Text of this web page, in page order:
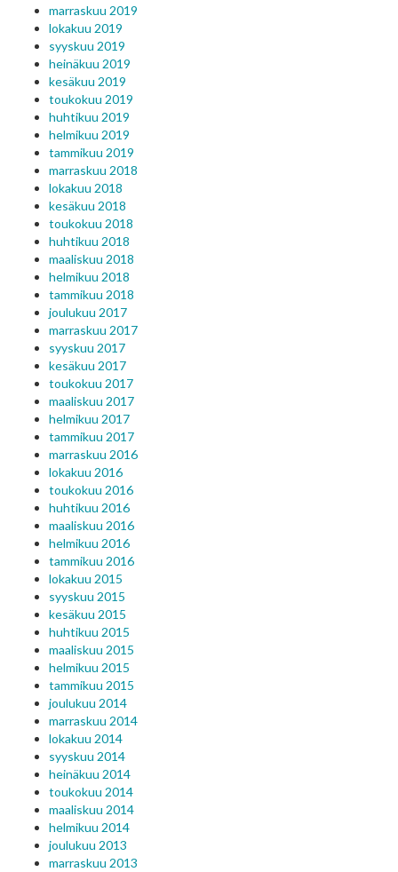
marraskuu 2019
lokakuu 2019
syyskuu 2019
heinäkuu 2019
kesäkuu 2019
toukokuu 2019
huhtikuu 2019
helmikuu 2019
tammikuu 2019
marraskuu 2018
lokakuu 2018
kesäkuu 2018
toukokuu 2018
huhtikuu 2018
maaliskuu 2018
helmikuu 2018
tammikuu 2018
joulukuu 2017
marraskuu 2017
syyskuu 2017
kesäkuu 2017
toukokuu 2017
maaliskuu 2017
helmikuu 2017
tammikuu 2017
marraskuu 2016
lokakuu 2016
toukokuu 2016
huhtikuu 2016
maaliskuu 2016
helmikuu 2016
tammikuu 2016
lokakuu 2015
syyskuu 2015
kesäkuu 2015
huhtikuu 2015
maaliskuu 2015
helmikuu 2015
tammikuu 2015
joulukuu 2014
marraskuu 2014
lokakuu 2014
syyskuu 2014
heinäkuu 2014
toukokuu 2014
maaliskuu 2014
helmikuu 2014
joulukuu 2013
marraskuu 2013